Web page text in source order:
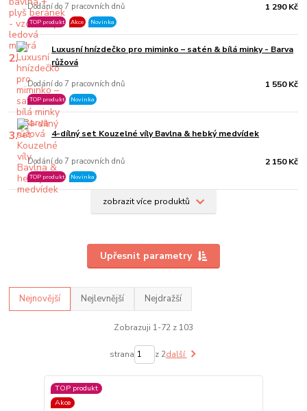
Dodání do 7 pracovních dnů
TOP produkt Akce Novinka
1 290 Kč
2.
Luxusní hnízdečko pro miminko – satén & bílá minky - Barva
růžová
Dodání do 7 pracovních dnů
TOP produkt Novinka
1 550 Kč
3. 4-dílný set Kouzelné víly Bavlna & hebký medvídek
Dodání do 7 pracovních dnů
TOP produkt Novinka
2 150 Kč
zobrazit více produktů
Upřesnit parametry
Nejnovější Nejlevnější Nejdražší
Zobrazuji 1-72 z 103
strana z 2další
TOP produkt
Akce